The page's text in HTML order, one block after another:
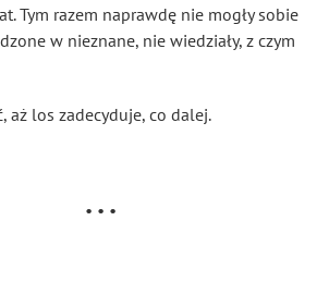
Tym razem naprawdę nie mogły sobie
w nieznane, nie wiedziały, z czym
aż los zadecyduje, co dalej.
• •